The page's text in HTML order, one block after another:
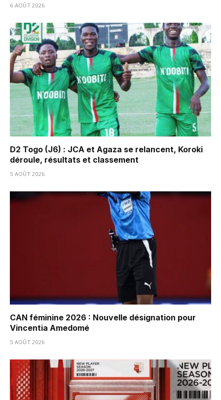
6 AOÛT 2026
D2 Togo (J6) : JCA et Agaza se relancent, Koroki
déroule, résultats et classement
5 AOÛT 2026
CAN féminine 2026 : Nouvelle désignation pour
Vincentia Amedomé
5 AOÛT 2026